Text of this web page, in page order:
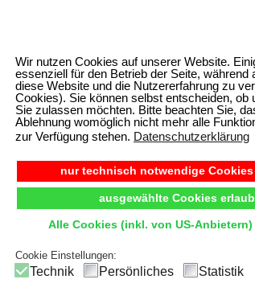
Wir nutzen Cookies auf unserer Website.
essenziell für den Betrieb der Seite, während
diese Website und die Nutzererfahrung zu
Cookies). Sie können selbst entscheiden, ob
Sie zulassen möchten. Bitte beachten Sie,
Ablehnung womöglich nicht mehr alle
zur Verfügung stehen. Datenschutzerklärung
nur technisch notwendige Cookies
ausgewählte Cookies
Alle Cookies (inkl. von US-Anbietern)
Cookie Einstellungen:
Technik Persönliches Statistik
Begehbarer
KomfortundÜbersichtdurch
und einfachen Zugriff, sodass die